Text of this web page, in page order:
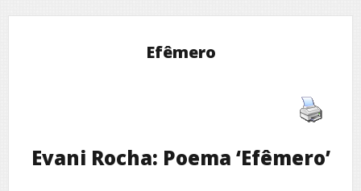
Efêmero
Evani Rocha: Poema ‘Efêmero’